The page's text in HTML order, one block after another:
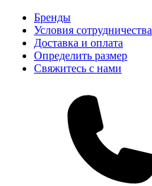
Бренды
Условия сотрудничества
Доставка и оплата
Определить размер
Свяжитесь с нами